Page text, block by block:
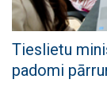
Tieslietu
padomi